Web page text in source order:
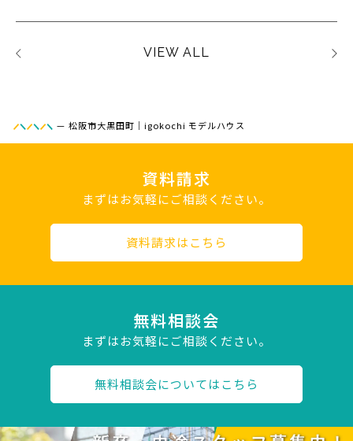
VIEW ALL
— 松阪市大黒田町｜igokochi モデルハウス
資料請求
まずはお気軽にご相談ください。
資料請求はこちら
無料相談会
まずはお気軽にご相談ください。
無料相談会についてはこちら